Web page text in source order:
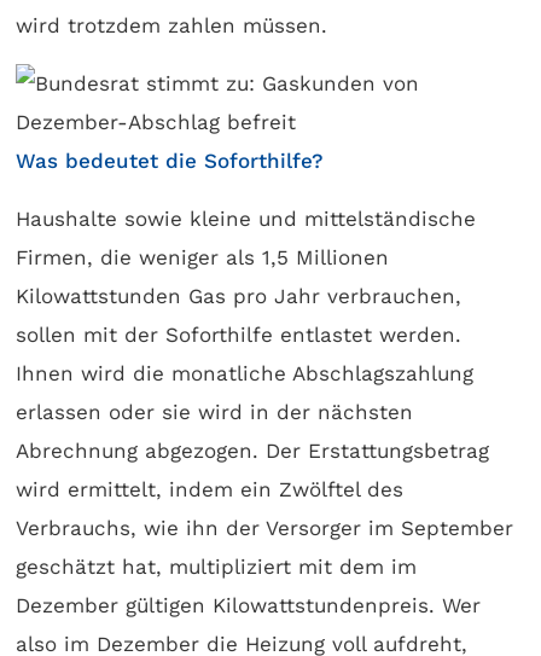
wird trotzdem zahlen müssen.
Was bedeutet die Soforthilfe?
Haushalte sowie kleine und mittelständische
Firmen, die weniger als 1,5 Millionen
Kilowattstunden Gas pro Jahr verbrauchen,
sollen mit der Soforthilfe entlastet werden.
Ihnen wird die monatliche Abschlagszahlung
erlassen oder sie wird in der nächsten
Abrechnung abgezogen. Der Erstattungsbetrag
wird ermittelt, indem ein Zwölftel des
Verbrauchs, wie ihn der Versorger im September
geschätzt hat, multipliziert mit dem im
Dezember gültigen Kilowattstundenpreis. Wer
also im Dezember die Heizung voll aufdreht,